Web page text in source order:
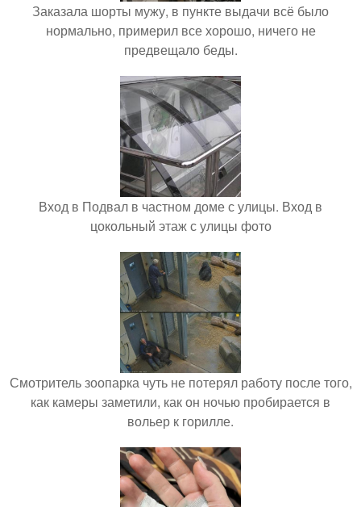
Заказала шорты мужу, в пункте выдачи всё было
нормально, примерил все хорошо, ничего не
предвещало беды.
Вход в Подвал в частном доме с улицы. Вход в
цокольный этаж с улицы фото
Смотритель зоопарка чуть не потерял работу после того,
как камеры заметили, как он ночью пробирается в
вольер к горилле.